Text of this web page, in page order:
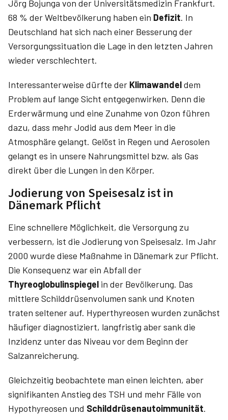
Jörg Bojunga von der Universitätsmedizin Frankfurt.
68 % der Weltbevölkerung haben ein Defizit. In
Deutschland hat sich nach einer Besserung der
Versorgungssituation die Lage in den letzten Jahren
wieder verschlechtert.
Interessanterweise dürfte der Klimawandeldem
Problem auf lange Sicht entgegenwirken. Denn die
Erderwärmung und eine Zunahme von Ozon führen
dazu, dass mehr Jodid aus dem Meer in die
Atmosphäre gelangt. Gelöst in Regen und Aerosolen
gelangt es in unsere Nahrungsmittel bzw. als Gas
direkt über die Lungen in den Körper.
Jodierung von Speisesalz ist in
Dänemark Pflicht
Eine schnellere Möglichkeit, die Versorgung zu
verbessern, ist die Jodierung von Speisesalz. Im Jahr
2000 wurde diese Maßnahme in Dänemark zur Pflicht.
Die Konsequenz war ein Abfall der
Thyreoglobulinspiegel in der Bevölkerung. Das
mittlere Schilddrüsenvolumen sank und Knoten
traten seltener auf. Hyperthyreosen wurden zunächst
häufiger diagnostiziert, langfristig aber sank die
Inzidenz unter das Niveau vor dem Beginn der
Salzanreicherung.
Gleichzeitig beobachtete man einen leichten, aber
signifikanten Anstieg des TSH und mehr Fälle von
Hypothyreosen und Schilddrüsenautoimmunität.